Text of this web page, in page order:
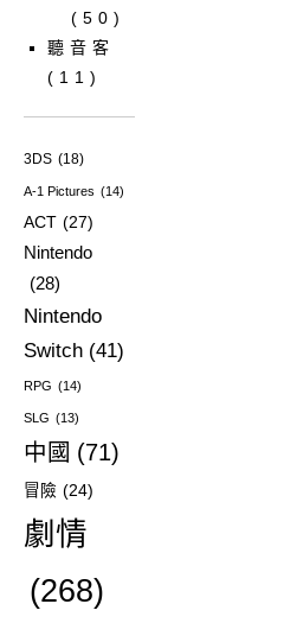
(50)
聽音客
(11)
3DS (18)
A-1 Pictures (14)
ACT (27)
Nintendo
(28)
Nintendo
Switch (41)
RPG (14)
SLG (13)
中國 (71)
冒險 (24)
劇情
(268)